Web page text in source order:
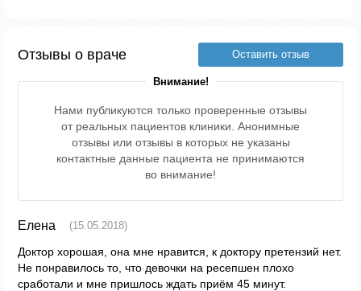
Отзывы о враче Оставить отзыв
Внимание!
Нами публикуются только проверенные отзывы
от реальных пациентов клиники. Анонимные
отзывы или отзывы в которых не указаны
контактные данные пациента не принимаются
во внимание!
Елена (15.05.2018)
Доктор хорошая, она мне нравится, к доктору претензий нет.
Не понравилось то, что девочки на ресепшен плохо
сработали и мне пришлось ждать приём 45 минут.